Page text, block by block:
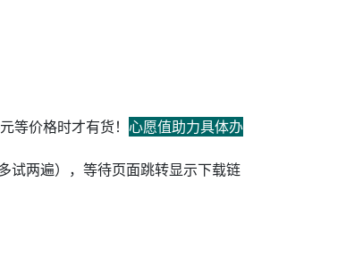
等价格时才有货！ 心愿值助力具体办
试两遍），等待页面跳转显示下载链